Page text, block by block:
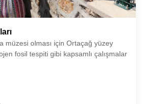
müzesi olması için Ortaçağ yüzey
fosil tespiti gibi kapsamlı çalışmalar